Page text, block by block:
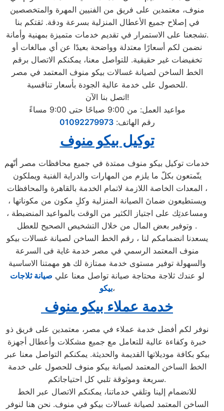
منوف، معتمدين على فريق من الفنيين المهرة والمتخصصين
في إصلاح جميع الأعطال المنزلية بسرعة ودقة. ثقتكم بنا
تشجعنا على الاستمرار في تقديم خدمات متميزة بمهنية وأمانة.
نضمن لكم أسعارًا معتدلة وواضحة بعيدًا عن أي مبالغات أو
تخفيضات غير حقيقية. للتواصل معنا، يمكنكم الاتصال برقم
الخط الساخن لصيانة غسالات بيكو منوف المعتمد في مصر
للحصول على خدمة عالية الجودة بأسعار تنافسية.
اتصل بنا الآن!
مواعيد العمل: من 9:00 صباحًا حتى 9:00 مساءً
رقم الهاتف:01092279973
توكيل بيكو منوف
خدمات توكيل بيكو منوف ممتدة في جميع محافظات مصر أنّهم
يتّمتعون بكلّ ما يلزم من المهارات والدراية الفنية ويملكون
المعدات الخاصة اللازمة لاتمام الخدمة بالقاهرة والمحافظات ،
ويستطيعون ضمانَ الصيانة المنزلية وكلِ مكون من مكوناتها ،
ومساعدتِك على اجتياز الكثير من الوقت بالمواعيد المنضبطة ،
وتوفير بعض المال من خلال التشخيص الصحيح للعطل .
يسعدنا انضمامكم لنا ، رقم الخط الساخن لصيانة غسالات بيكو
منوف المعتمد الرسمي في مصر خدمة غاية فى السرعة
والسهولة توفير مستوى خدمة ممتازة لك هو مهمتنا الاساسية
لو عندك ثلاجة محتاجة صيانة تواصل معنا علي صيانةثلاجات
بيكو،
خدمة عملاء بيكو منوف
نوفر لكم أفضل خدمة عملاء في مصر، معتمدين على فريق ذو
خبرة وكفاءة عالية للتعامل مع جميع مشكلات وأعطال أجهزة
بيكو بكافة موديلاتها القديمة والحديثة. يمكنكم التواصل معنا عبر
الخط الساخن المعتمد لصيانة بيكو منوف للحصول على خدمة
سريعة وموثوقة تلبي كل احتياجاتكم.
للانضمام إلينا وتلقي خدماتنا، يمكنكم الاتصال عبر الخط
الساخن المعتمد لصيانة غسالات بيكو في منوف. نحن هنا لنوفر